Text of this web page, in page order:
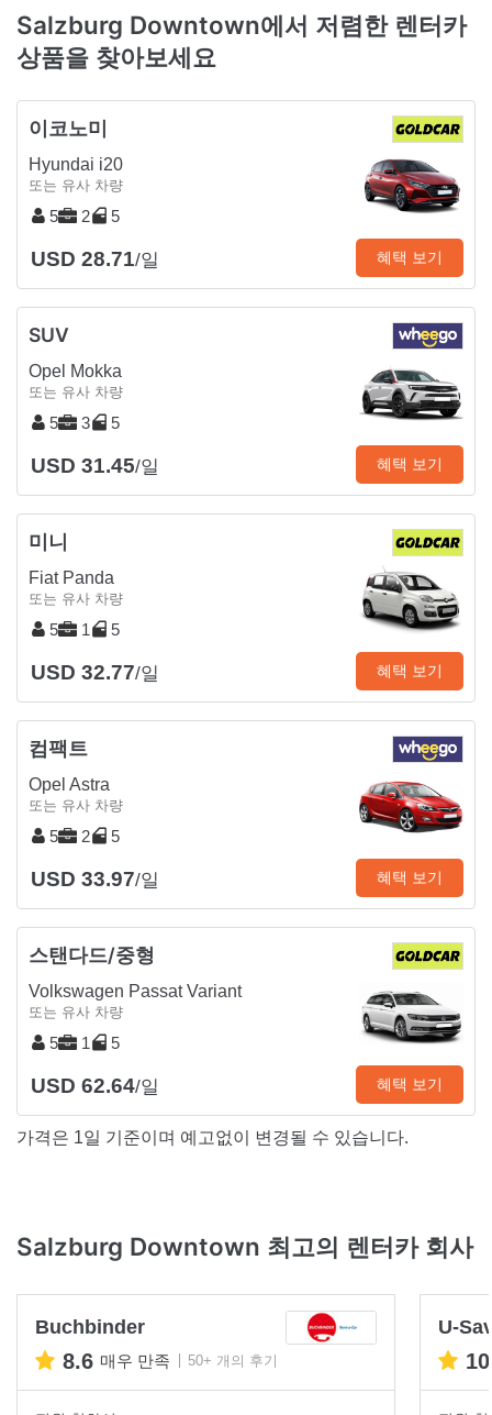
Salzburg Downtown에서 저렴한 렌터카
상품을 찾아보세요
이코노미
Hyundai i20
또는 유사 차량
5 2 5
USD 28.71/일 혜택 보기
SUV
Opel Mokka
또는 유사 차량
5 3 5
USD 31.45/일 혜택 보기
미니
Fiat Panda
또는 유사 차량
5 1 5
USD 32.77/일 혜택 보기
컴팩트
Opel Astra
또는 유사 차량
5 2 5
USD 33.97/일 혜택 보기
스탠다드/중형
Volkswagen Passat Variant
또는 유사 차량
5 1 5
USD 62.64/일 혜택 보기
가격은 1일 기준이며 예고없이 변경될 수 있습니다.
Salzburg Downtown 최고의 렌터카 회사
Buchbinder
8.6 매우 만족 50+ 개의 후기
U-